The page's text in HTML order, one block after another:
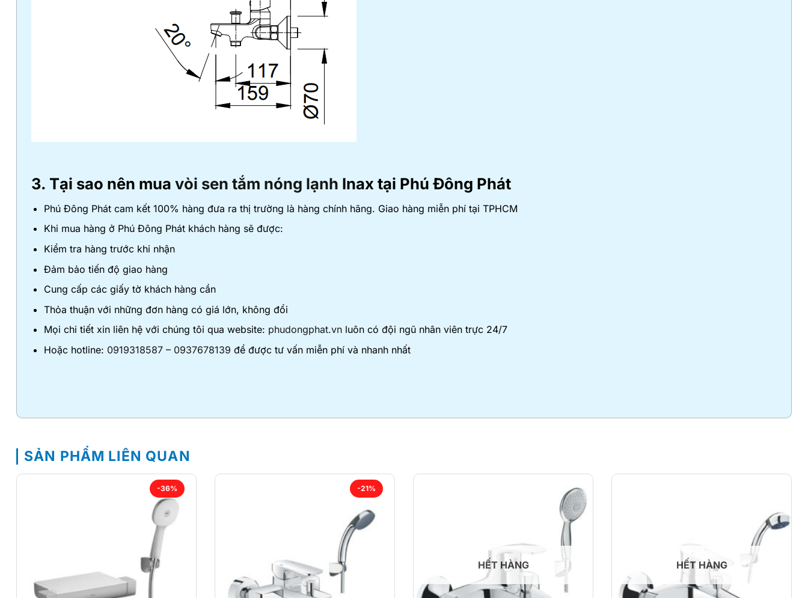
3. Tại sao nên mua vòi sen tắm nóng lạnh Inax tại Phú Đông Phát
Phú Đông Phát cam kết 100% hàng đưa ra thị trường là hàng chính hãng. Giao hàng miễn phí tại TPHCM
Khi mua hàng ở Phú Đông Phát khách hàng sẽ được:
Kiểm tra hàng trước khi nhận
Đảm bảo tiến độ giao hàng
Cung cấp các giấy tờ khách hàng cần
Thỏa thuận với những đơn hàng có giá lớn, không đổi
Mọi chi tiết xin liên hệ với chúng tôi qua website: phudongphat.vnluôn có đội ngũ nhân viên trực 24/7
Hoặc hotline: 0919318587– 0937678139 để được tư vấn miễn phí và nhanh nhất
SẢN PHẨM LIÊN QUAN
-36% -21%
HẾT HÀNG HẾT HÀNG